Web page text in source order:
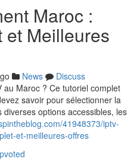
Maroc :
et Meilleures
News
Discuss
au Maroc ? Ce tutoriel complet
savoir pour sélectionner la
options accessibles, les
41948373/iptv-
et-meilleures-offres